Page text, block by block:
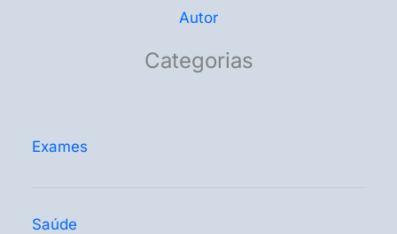
Autor
Categorias
Exames
Saúde